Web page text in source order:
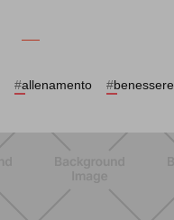
#allenamento #benessere